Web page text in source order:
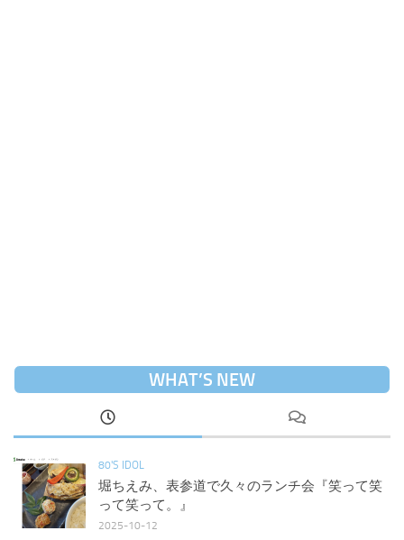
WHAT’S NEW
80'S IDOL
堀ちえみ、表参道で久々のランチ会『笑って笑
って笑って。』
2025-10-12